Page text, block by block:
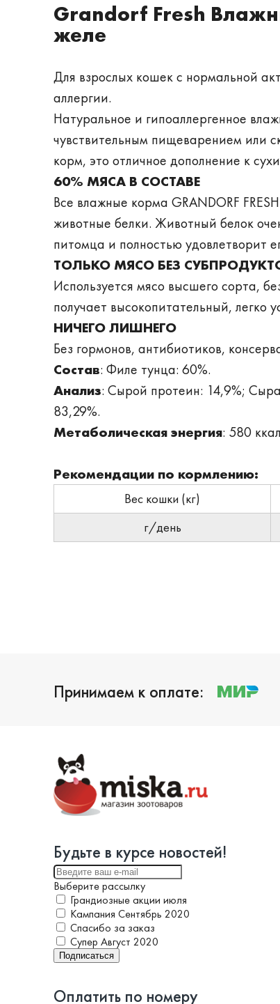
Grandorf Fresh
желе
Для взрослых кошек с нормальной
аллергии.
Натуральное и гипоаллергенное
чувствительным пищеварением или
корм, это отличное дополнение к
60% МЯСА В СОСТАВЕ
Все влажные корма GRANDORF
животные белки. Животный белок
питомца и полностью удовлетворит
ТОЛЬКО МЯСО БЕЗ
Используется мясо высшего сорта,
получает высокопитательный, легко
НИЧЕГО ЛИШНЕГО
Без гормонов, антибиотиков,
Состав: Филе тунца: 60%.
Анализ: Сырой протеин: 14,9%;
83,29%.
Метаболическая энергия: 580
Рекомендации по кормлению:
Вес кошки (кг)
г/день
Принимаем к оплате:
Будьте в курсе новостей!
Выберите рассылку
Грандиозные акции июля
Кампания Сентябрь 2020
Спасибо за заказ
Супер Август 2020
Подписаться
Оплатить по номеру